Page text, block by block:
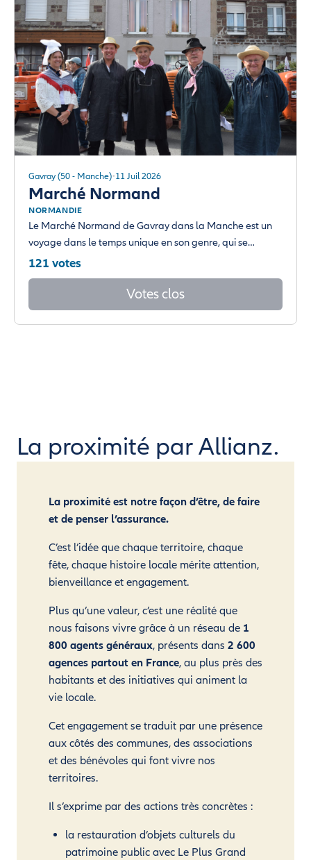
Gavray (50 - Manche) 11 Juil 2026
Marché Normand
NORMANDIE
Le Marché Normand de Gavray dans la Manche est un
voyage dans le temps unique en son genre, qui se…
121 votes
Votes clos
La proximité par Allianz.
La proximité est notre façon d’être, de faire
et de penser l’assurance.
C’est l’idée que chaque territoire, chaque
fête, chaque histoire locale mérite attention,
bienveillance et engagement.
Plus qu’une valeur, c’est une réalité que
nous faisons vivre grâce à un réseau de 1
800 agents généraux, présents dans 2 600
agences partout en France, au plus près des
habitants et des initiatives qui animent la
vie locale.
Cet engagement se traduit par une présence
aux côtés des communes, des associations
et des bénévoles qui font vivre nos
territoires.
Il s’exprime par des actions très concrètes :
la restauration d’objets culturels du
patrimoine public avec Le Plus Grand